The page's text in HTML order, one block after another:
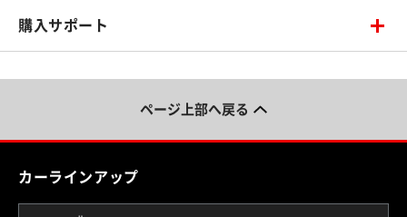
購入サポート
ページ上部へ戻る
カーラインアップ